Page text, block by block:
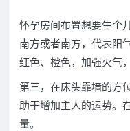
怀孕房间布置想要生个
南方或者南方，代表阳
红色、橙色，加强火气
第三，在床头靠墙的方
助于增加主人的运势。
量。